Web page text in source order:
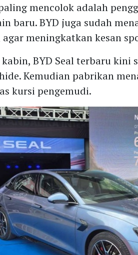
mencolok adalah
baru. BYD juga sudah
meningkatkan kesan
BYD Seal terbaru kini
Kemudian pabrikan
kursi pengemudi.